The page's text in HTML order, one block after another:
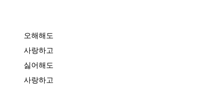
오해해도
사랑하고
싫어해도
사랑하고